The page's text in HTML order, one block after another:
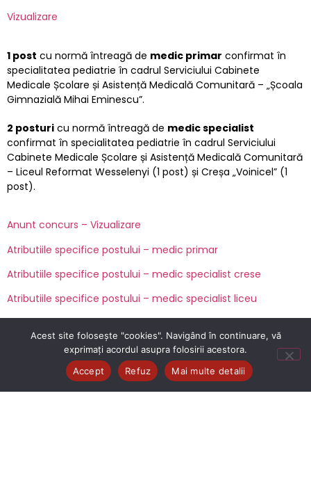
Vizualizare
1 post cu normă întreagă de medic primar confirmat în
specialitatea pediatrie în cadrul Serviciului Cabinete
Medicale Școlare și Asistență Medicală Comunitară – „Școala
Gimnazială Mihai Eminescu”.
2 posturi cu normă întreagă de medic specialist
confirmat în specialitatea pediatrie în cadrul Serviciului
Cabinete Medicale Școlare și Asistență Medicală Comunitară
– Liceul Reformat Wesselenyi (1 post) și Creșa „Voinicel” (1
post).
Anunt concurs – Vizualizare
Atributiile specifice postului – medic primar
Atributiile specifice postului – medic specialist crese
Atributiile specifice postului – medic specialist liceu
Bibliografie si tematica – medic primar
Consimtamant
Acest site folosește "cookies". Navigând în continuare, vă
exprimați acordul asupra folosirii acestora.
Accept
Refuz Mai multe detalii